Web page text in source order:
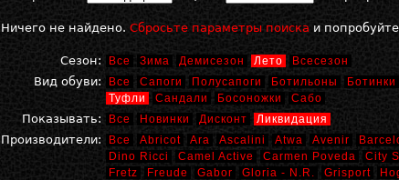
Ничего не найдено. Сбросьте параметры поиска и
Сезон: Все Зима Демисезон Лето Всесезон
Вид обуви: Все Сапоги Полусапоги Ботильоны Ботинки
Туфли
Сандали Босоножки Сабо
Показывать: Все Новинки Дисконт Ликвидация
Производители: Все Abricot Ara Ascalini Atwa Avenir
Dino Ricci
Camel Active Carmen Poveda City
Fretz
Freude Gabor Gloria - N.R. Grisport